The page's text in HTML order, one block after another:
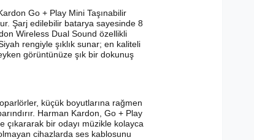
Go + Play Mini Taşınabilir
Şarj edilebilir batarya sayesinde 8
Wireless Dual Sound özellikli
rengiyle şıklık sunar; en kaliteli
görüntünüze şık bir dokunuş
küçük boyutlarına rağmen
Harman Kardon, Go + Play
çıkararak bir odayı müzikle kolayca
cihazlarda ses kablosunu